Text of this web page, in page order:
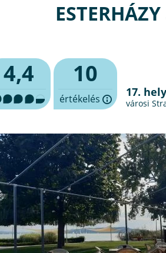
4,4 10
értékelés 17.
városi